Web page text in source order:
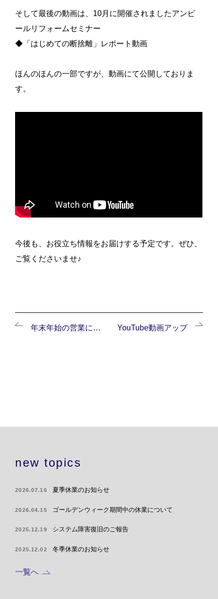
そして最後の動画は、10月に開催されましたアンピ
ールリフォームセミナー
◆「はじめての断捨離」レポート動画
ほんのほんの一部ですが、動画にて公開しておりま
す。
今後も、お役立ち情報をお届けする予定です。ぜひ、
ご覧くださいませ♪
年末年始の営業について YouTube動画アップ
new topics
2026.07.16 夏季休業のお知らせ
2026.04.15 ゴールデンウィーク期間中の休業について
2025.12.19 システム障害復旧のご報告
2025.12.02 冬季休業のお知らせ
一覧へ